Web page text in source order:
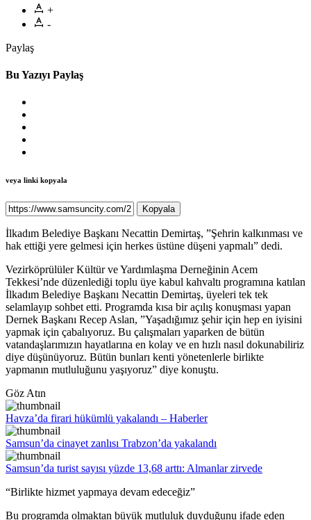
+
-
Paylaş
Bu Yazıyı Paylaş
veya linki kopyala
Kopyala
İlkadım Belediye Başkanı Necattin Demirtaş, ”Şehrin kalkınması ve
hak ettiği yere gelmesi için herkes üstüne düşeni yapmalı” dedi.
Vezirköprülüler Kültür ve Yardımlaşma Derneğinin Acem
Tekkesi’nde düzenlediği toplu üye kabul kahvaltı programına katılan
İlkadım Belediye Başkanı Necattin Demirtaş, üyeleri tek tek
selamlayıp sohbet etti. Programda kısa bir açılış konuşması yapan
Dernek Başkanı Recep Aslan, ”Yaşadığımız şehir için hep en iyisini
yapmak için çabalıyoruz. Bu çalışmaları yaparken de bütün
vatandaşlarımızın hayatlarına en kolay ve en hızlı nasıl dokunabiliriz
diye düşünüyoruz. Bütün bunları kenti yönetenlerle birlikte
yapmanın mutluluğunu yaşıyoruz” diye konuştu.
Göz Atın
Havza’da firari hükümlü yakalandı – Haberler
Samsun’da cinayet zanlısı Trabzon’da yakalandı
Samsun’da turist sayısı yüzde 13,68 arttı: Almanlar zirvede
“Birlikte hizmet yapmaya devam edeceğiz”
Bu programda olmaktan büyük mutluluk duyduğunu ifade eden